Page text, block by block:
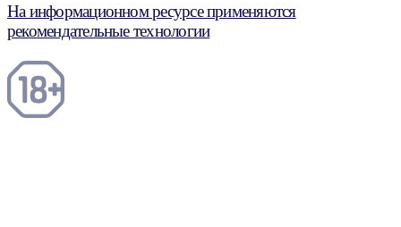
На информационном ресурсе применяются
рекомендательные технологии